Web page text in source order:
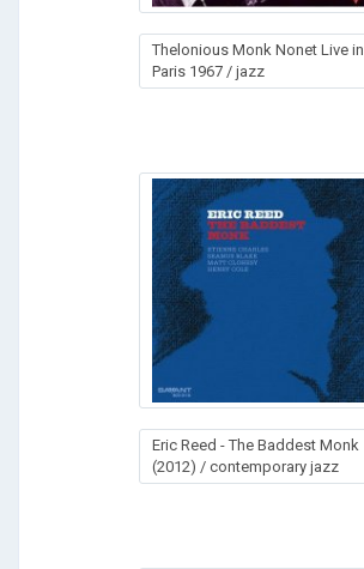
Thelonious Monk Nonet Live in
Paris 1967 / jazz
Eric Reed - The Baddest Monk
(2012) / contemporary jazz